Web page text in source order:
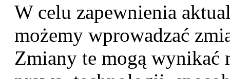
W celu zapewnienia
możemy wprowadzać
Zmiany te mogą wynikać